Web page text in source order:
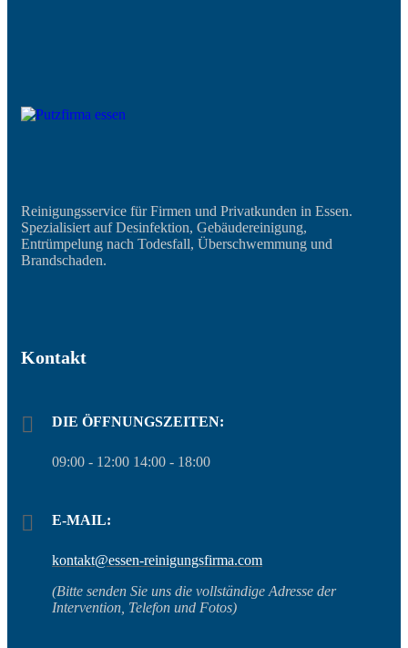
Reinigungsservice für Firmen und Privatkunden in Essen.
Spezialisiert auf Desinfektion, Gebäudereinigung,
Entrümpelung nach Todesfall, Überschwemmung und
Brandschaden.
Kontakt
DIE ÖFFNUNGSZEITEN:
09:00 - 12:00 14:00 - 18:00
E-MAIL:
kontakt@essen-reinigungsfirma.com
(Bitte senden Sie uns die vollständige Adresse der
Intervention, Telefon und Fotos)